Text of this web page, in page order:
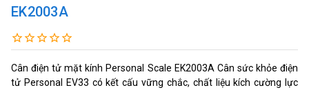
EK2003A
Cân điện tử mặt kính Personal Scale EK2003A Cân sức khỏe điện
tử Personal EV33 có kết cấu vững chắc, chất liệu kích cường lực